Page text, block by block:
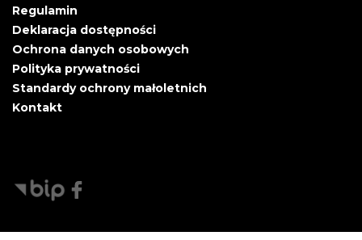
Regulamin
Deklaracja dostępności
Ochrona danych osobowych
Polityka prywatności
Standardy ochrony małoletnich
Kontakt